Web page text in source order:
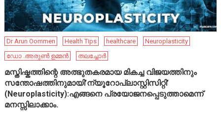
Dr Arun Oommen Health Tips healthcare
Neuroplasticity
ഡോ .അരുൺ ഉമ്മൻ
തലച്ചോർ
മസ്തിഷ്കത്തിന്റെ അത്ഭുതകരമായ മികച്ച വിജയത്തിനും
സന്തോഷത്തിനുമായി’ന്യൂറോപ്ലാസ്റ്റിസിറ്റി’
(Neuroplasticity):എങ്ങനെ പ്രയോജനപ്പെടുത്താമെന്ന്
മനസ്സിലാക്കാം.